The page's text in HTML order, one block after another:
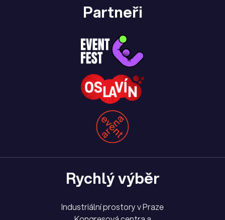
Partneři
Rychlý výběr
Industriální prostory v Praze